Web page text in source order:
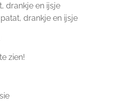
drankje en ijsje
drankje en ijsje
zien!